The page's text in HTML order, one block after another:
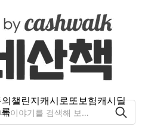
챌린지캐시로또보험캐시딜